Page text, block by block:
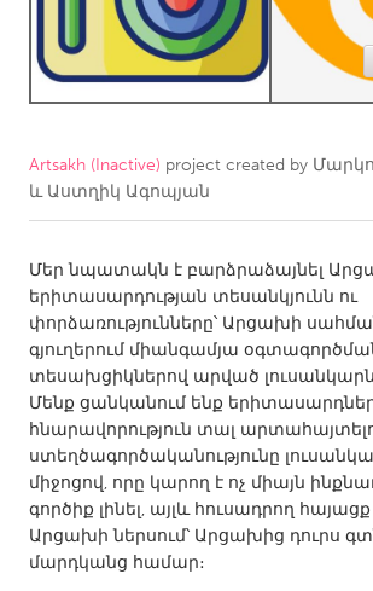
Adelaide
Fleurieu
CANADA
Amherstburg
Kingston
Kitchener-Waterloo
New Glasgow
Newmarket
Ottawa
South Shore
Toronto
MALAYSIA
Kuala Lumpur
NETHERLANDS
Artsakh (Inactive) project created by
և Աստղիկ Ագոպյան
Մեր նպատակն է բարձրաձայնել
երիտասարդության տեսանկյունն ու
փորձառությունները՝ Արցախի
գյուղերում միանգամյա
տեսախցիկներով արված
Մենք ցանկանում ենք
հնարավորություն տալ
ստեղծագործականությունը
միջոցով, որը կարող է ոչ միայն
գործիք լինել, այլև հուսադրող
Արցախի ներսում՝ Արցախից դուրս
մարդկանց համար։